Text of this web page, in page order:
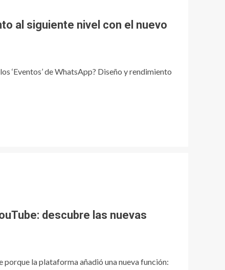
al siguiente nivel con el nuevo
‘Eventos’ de WhatsApp? Diseño y rendimiento
descubre las nuevas
porque la plataforma añadió una nueva función: